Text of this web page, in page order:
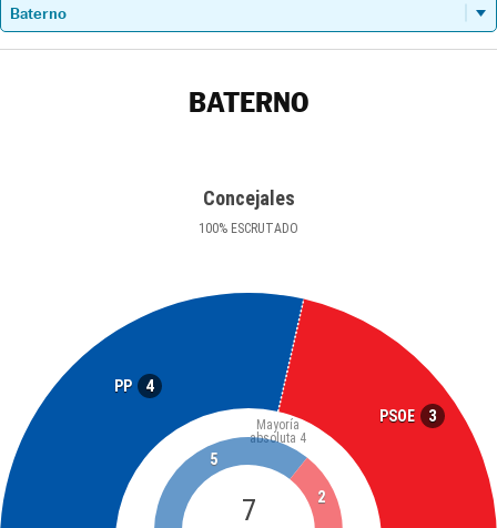
BATERNO
Concejales
100% ESCRUTADO
PP 4
PSOE 3
7
Mayoría
absoluta 4
5
2